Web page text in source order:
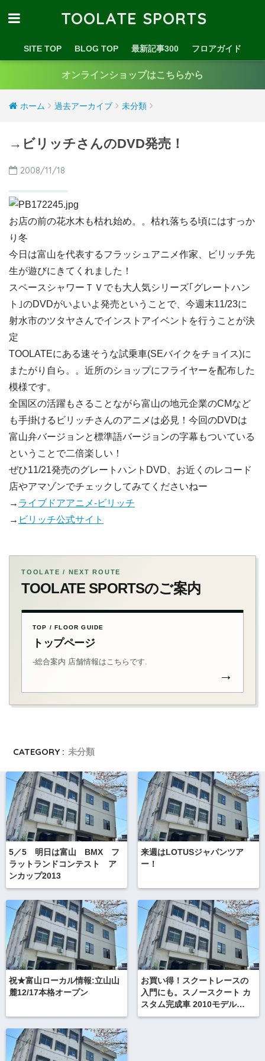
TOOLATE SPORTS
SITE TOP BLOG TOP 最新記事300 フロアガイド
オンラインショップはこちらから
ホーム 過去アーカイブ 未分類
→ビリッチさんのDVD発売！
2008/11/18
お店の前の花水木も枯れ始め。。枯れ落ちる頃にはすっか
り冬
今日は富山を代表するフラッシュアニメ作家、ビリッチ先
生が遊びにきてくれました！
スペースシャワーＴＶでも大人気シリーズ｢グレートハン
ト｣のDVDがいよいよ発売ということで、今週末11/23に
射水市のツタヤさんでインストアイベントを行うことが決
定
TOOLATEにある速そうな試乗車(SEバイクをチョイス)に
またがり自ら。。近所のショップにフライヤーを配布した
模様です。
全国区の活躍もさることながら富山の地元企業のCMなど
も手掛けるビリッチさんのアニメは必見！今回のDVDは
富山弁バージョンと標準語バージョンの字幕もついている
ということで二倍楽しい！
ぜひ11/21発売のグレートハントDVD、お近くのレコード
店やアマゾンでチェックしてみてくださいねー
→ ライブドアアニメ-ビリッチ
→ ビリッチ公式サイト
TOOLATE / NEXT ROUTE
TOOLATE SPORTSのご案内
TOP / FLOOR GUIDE
トップページ
-総合案内 店舗情報はこちらです.
→
CATEGORY : 未分類
5／5 明日は富山 BMX フ
ラットランドコンテスト ア
ンカップ2013
来週はLOTUSジャパンツア
ー！
祝★富山ローカル情報:立山山
麓12/17本格オープン
お買い得！スクートレースの
入門にも。スノースクート カ
スタム完成車 2010モデル
STYLE-R ブラウン